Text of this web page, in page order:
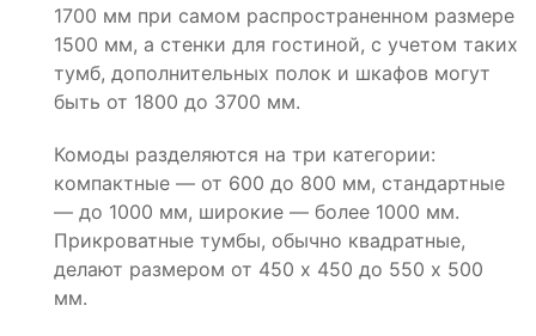
1700 мм при самом распространенном размере
1500 мм, а стенки для гостиной, с учетом таких
тумб, дополнительных полок и шкафов могут
быть от 1800 до 3700 мм.
Комоды разделяются на три категории:
компактные — от 600 до 800 мм, стандартные
— до 1000 мм, широкие — более 1000 мм.
Прикроватные тумбы, обычно квадратные,
делают размером от 450 х 450 до 550 х 500
мм.